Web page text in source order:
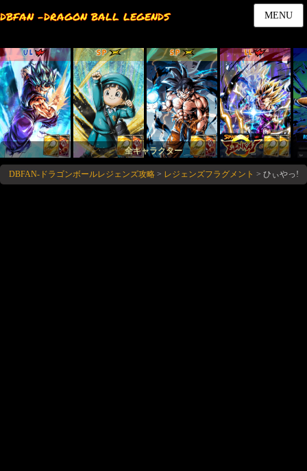
DBFAN -DRAGON BALL LEGENDS MENU
UL SP SP LL
全キャラクター
DBFAN-ドラゴンボールレジェンズ攻略> レジェンズフラグメント > ひぃやっ!